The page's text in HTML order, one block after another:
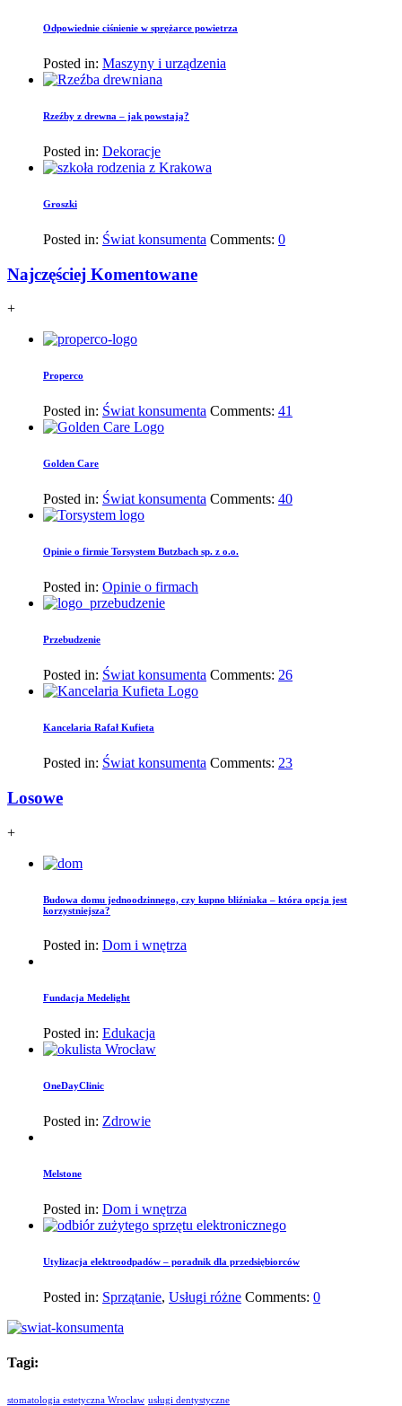
Odpowiednie ciśnienie w sprężarce powietrza
Posted in: Maszyny i urządzenia
Rzeźby z drewna – jak powstają?
Posted in: Dekoracje
Groszki
Posted in: Świat konsumenta Comments: 0
Najczęściej Komentowane
+
Properco
Posted in: Świat konsumenta Comments: 41
Golden Care
Posted in: Świat konsumenta Comments: 40
Opinie o firmie Torsystem Butzbach sp. z o.o.
Posted in: Opinie o firmach
Przebudzenie
Posted in: Świat konsumenta Comments: 26
Kancelaria Rafał Kufieta
Posted in: Świat konsumenta Comments: 23
Losowe
+
Budowa domu jednoodzinnego, czy kupno bliźniaka – która opcja jest
korzystniejsza?
Posted in: Dom i wnętrza
Fundacja Medelight
Posted in: Edukacja
OneDayClinic
Posted in: Zdrowie
Melstone
Posted in: Dom i wnętrza
Utylizacja elektroodpadów – poradnik dla przedsiębiorców
Posted in: Sprzątanie, Usługi różne Comments: 0
Tagi:
stomatologia estetyczna Wrocław usługi dentystyczne